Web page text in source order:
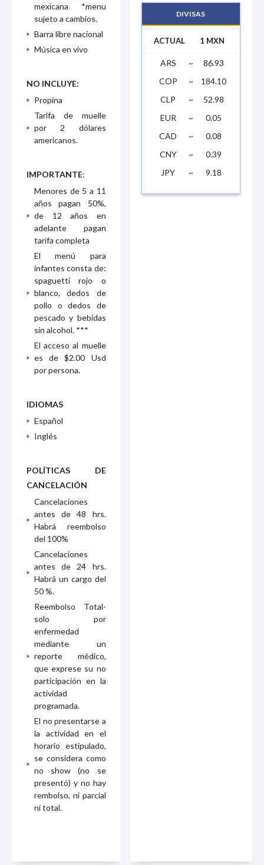
mexicana *menu
sujeto a cambios.
Barra libre nacional
Música en vivo
NO INCLUYE:
Propina
Tarifa de muelle
por 2 dólares
americanos.
IMPORTANTE:
Menores de 5 a 11
años pagan 50%,
de 12 años en
adelante pagan
tarifa completa
El menú para
infantes consta de:
spaguetti rojo o
blanco, dedos de
pollo o dedos de
pescado y bebidas
sin alcohol. ***
El acceso al muelle
es de $2.00 Usd
por persona.
IDIOMAS
Español
Inglés
POLÍTICAS DE
CANCELACIÓN
Cancelaciones
antes de 48 hrs.
Habrá reembolso
del 100%
Cancelaciones
antes de 24 hrs.
Habrá un cargo del
50 %.
Reembolso Total-
solo por
enfermedad
mediante un
reporte médico,
que exprese su no
participación en la
actividad
programada.
El no presentarse a
la actividad en el
horario estipulado,
se considera como
no show (no se
presentó) y no hay
rembolso, ni parcial
ni total.
DIVISAS
ACTUAL 1 MXN
ARS ~
86.93
COP
~
184.10
CLP
~
52.98
EUR
~
0.05
CAD
~
0.08
CNY
~
0.39
JPY
~ 9.18